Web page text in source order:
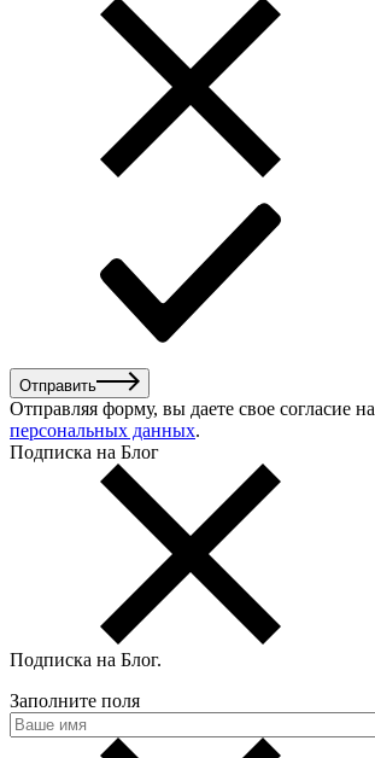
Отправить
Отправляя форму, вы даете свое согласие на
персональных данных.
Подписка на Блог
Подписка на Блог.
Заполните поля